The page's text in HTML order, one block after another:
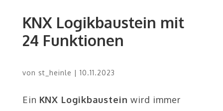
KNX Logikbaustein mit
24 Funktionen
von st_heinle | 10.11.2023
Ein KNX Logikbaustein wird immer